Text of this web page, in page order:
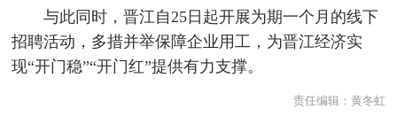
与此同时，晋江自25日起开展为期一个月的线下
招聘活动，多措并举保障企业用工，为晋江经济实
现“开门稳”“开门红”提供有力支撑。
责任编辑： 黄冬虹